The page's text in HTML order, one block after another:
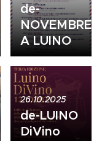
de-
NOVEMBRE
A LUINO
26.10.2025
de-LUINO
DiVino